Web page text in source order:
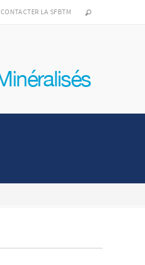
CONTACTER LA SFBTM